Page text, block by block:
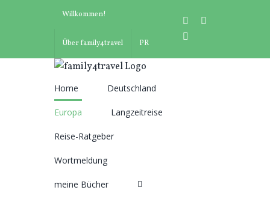
Willkommen!
Über family4travel PR
instagram
Suche
nach:
Home Deutschland
Europa Langzeitreise
Reise-Ratgeber
Wortmeldung
meine Bücher